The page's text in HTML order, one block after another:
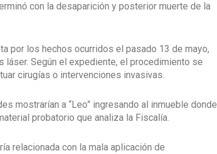
con la desaparición y posterior muerte de la
por los hechos ocurridos el pasado 13 de mayo,
Según el expediente, el procedimiento se
cirugías o intervenciones invasivas.
mostrarían a “Leo” ingresando al inmueble donde
probatorio que analiza la Fiscalía.
relacionada con la mala aplicación de